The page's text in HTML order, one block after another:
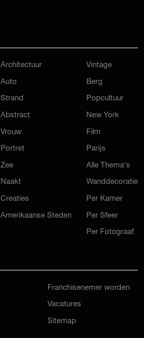
Architectuur
Auto
Strand
Abstract
Vrouw
Portret
Zee
Naakt
Creaties
Amerikaanse Steden
Vintage
Berg
Popcultuur
New York
Film
Parijs
Alle Thema's
Wanddecoratie
Per Kamer
Per Sfeer
Per Fotograaf
Franchisenemer worden
Vacatures
Sitemap